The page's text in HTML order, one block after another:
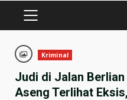
PRIMARY
Kriminal
Judi di Jalan
Aseng Terlihat